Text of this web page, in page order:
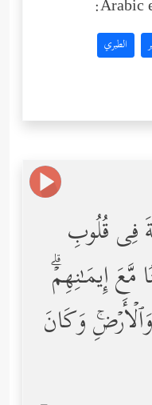
Arabic
الطبري
فِی قُلُوبِ
مَّعَ إِیمَـٰنِهِمۡۗ
وَكَانَ